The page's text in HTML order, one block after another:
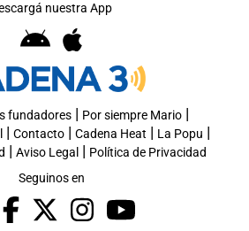
nuestra App
fundadores| Por siempre Mario|
| Contacto| Cadena Heat | La Popu |
| Aviso Legal | Política de Privacidad
Seguinos en